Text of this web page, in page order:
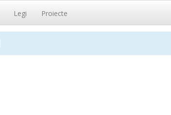
Legi Proiecte